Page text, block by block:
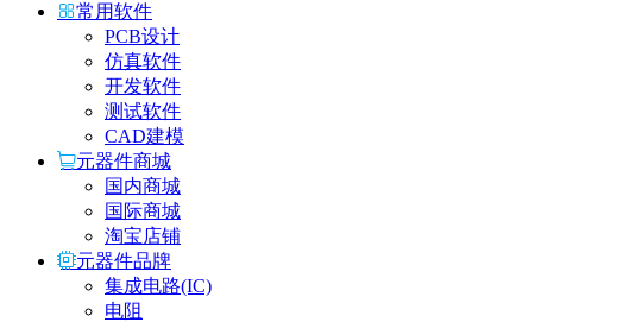
常用软件
PCB设计
仿真软件
开发软件
测试软件
CAD建模
元器件商城
国内商城
国际商城
淘宝店铺
元器件品牌
集成电路(IC)
电阻